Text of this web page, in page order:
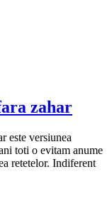
zahar
este versiunea
toti o evitam anume
retetelor. Indiferent